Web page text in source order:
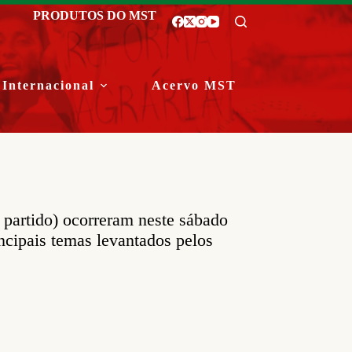
PRODUTOS DO MST
Internacional Acervo MST
ocorreram neste sábado
temas levantados pelos